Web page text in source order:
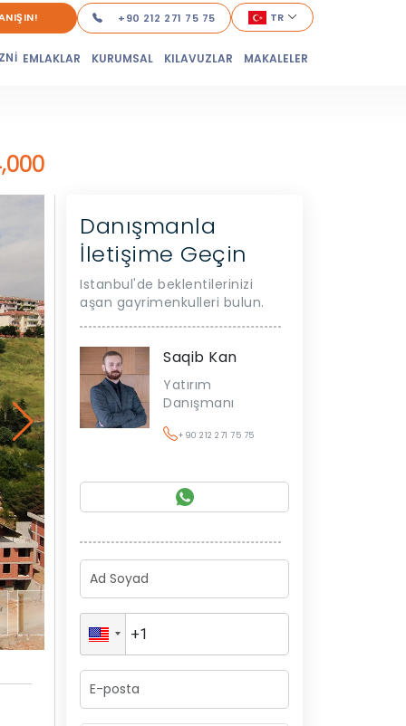
+90 212 271 75 75 TR
EMLAKLAR KURUMSAL KILAVUZLAR MAKALELER
Danışmanla
İletişime Geçin
Istanbul'de beklentilerinizi
aşan gayrimenkulleri bulun.
Saqib Kan
Yatırım
Danışmanı
+90 212 271 75 75